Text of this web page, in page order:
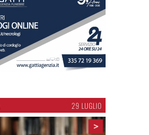
29 LUGLIO
>